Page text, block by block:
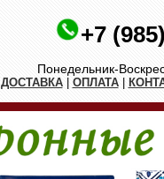
+7
Понедельник-
ДОСТАВКА| ОПЛАТА|